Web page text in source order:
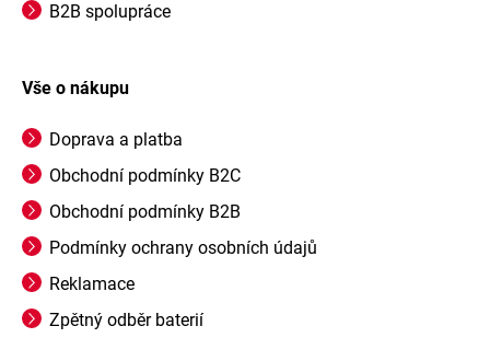
B2B spolupráce
Vše o nákupu
Doprava a platba
Obchodní podmínky B2C
Obchodní podmínky B2B
Podmínky ochrany osobních údajů
Reklamace
Zpětný odběr baterií